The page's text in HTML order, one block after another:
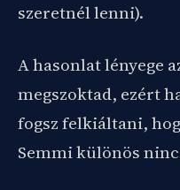
szeretnél lenni).
A hasonlat lényege
megszoktad, ezért
fogsz felkiáltani,
Semmi különös